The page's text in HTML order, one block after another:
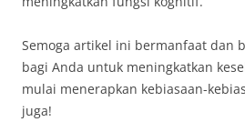
Semoga artikel ini bermanfaat dan
bagi Anda untuk meningkatkan
mulai menerapkan kebiasaan-
juga!